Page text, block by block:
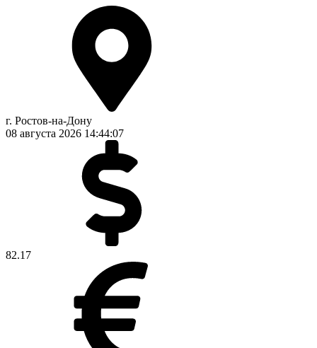
г. Ростов-на-Дону
08 августа 2026 14:44:07
82.17